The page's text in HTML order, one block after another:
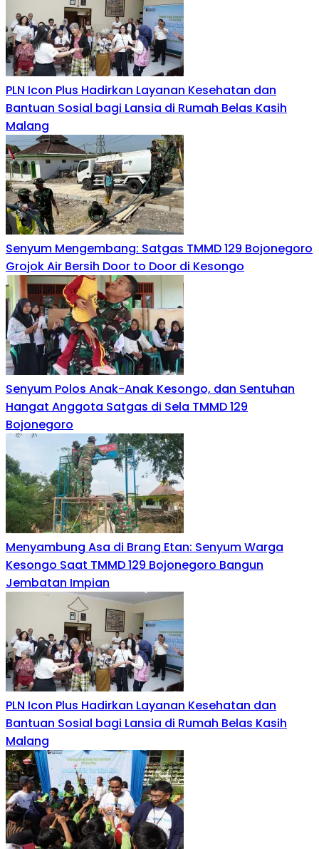
PLN Icon Plus Hadirkan Layanan Kesehatan dan
Bantuan Sosial bagi Lansia di Rumah Belas Kasih
Malang
Senyum Mengembang: Satgas TMMD 129 Bojonegoro
Grojok Air Bersih Door to Door di Kesongo
Senyum Polos Anak-Anak Kesongo, dan Sentuhan
Hangat Anggota Satgas di Sela TMMD 129
Bojonegoro
Menyambung Asa di Brang Etan: Senyum Warga
Kesongo Saat TMMD 129 Bojonegoro Bangun
Jembatan Impian
PLN Icon Plus Hadirkan Layanan Kesehatan dan
Bantuan Sosial bagi Lansia di Rumah Belas Kasih
Malang